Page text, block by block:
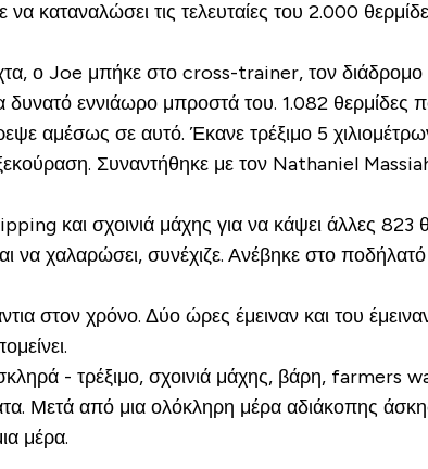
καταναλώσει τις τελευταίες του 2.000
ο Joe μπήκε στο cross-trainer, τον
δυνατό εννιάωρο μπροστά του. 1.082
αμέσως σε αυτό. Έκανε τρέξιμο 5
Συναντήθηκε με τον Nathaniel
και σχοινιά μάχης για να κάψει άλλες
να χαλαρώσει, συνέχιζε. Ανέβηκε στο
στον χρόνο. Δύο ώρες έμειναν και του
- τρέξιμο, σχοινιά μάχης, βάρη,
Μετά από μια ολόκληρη μέρα αδιάκοπης
μέρα.